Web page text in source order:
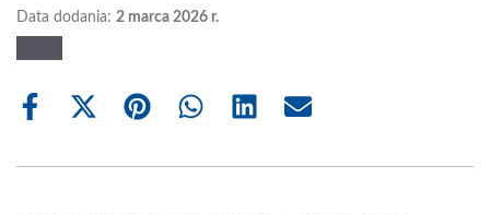
Data dodania: 2 marca 2026 r.
Share
Share
(Twitter)
Share Share Share Share